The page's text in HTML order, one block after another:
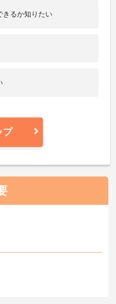
きるか知りたい
プ